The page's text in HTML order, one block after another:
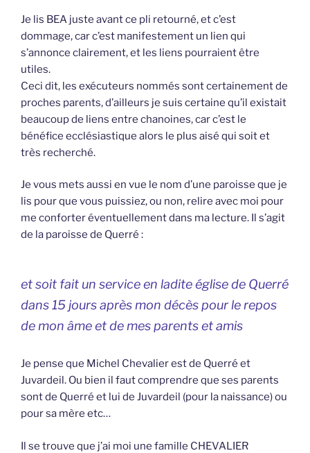
Je lis BEA juste avant ce pli retourné, et c’est
dommage, car c’est manifestement un lien qui
s’annonce clairement, et les liens pourraient être
utiles.
Ceci dit, les exécuteurs nommés sont certainement de
proches parents, d’ailleurs je suis certaine qu’il existait
beaucoup de liens entre chanoines, car c’est le
bénéfice ecclésiastique alors le plus aisé qui soit et
très recherché.
Je vous mets aussi en vue le nom d’une paroisse que je
lis pour que vous puissiez, ou non, relire avec moi pour
me conforter éventuellement dans ma lecture. Il s’agit
de la paroisse de Querré :
et soit fait un service en ladite église de Querré
dans 15 jours après mon décès pour le repos
de mon âme et de mes parents et amis
Je pense que Michel Chevalier est de Querré et
Juvardeil. Ou bien il faut comprendre que ses parents
sont de Querré et lui de Juvardeil (pour la naissance) ou
pour sa mère etc…
Il se trouve que j’ai moi une famille CHEVALIER